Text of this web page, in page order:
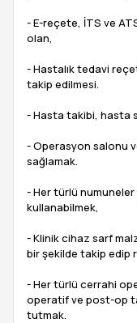
- E-reçete, İTS ve
olan,
- Hastalık tedavi
takip edilmesi.
- Hasta takibi, hasta
- Operasyon salonu
sağlamak.
- Her türlü
kullanabilmek,
- Klinik cihaz sarf
bir şekilde takip edip
- Her türlü cerrahi
operatif ve post-op
tutmak.